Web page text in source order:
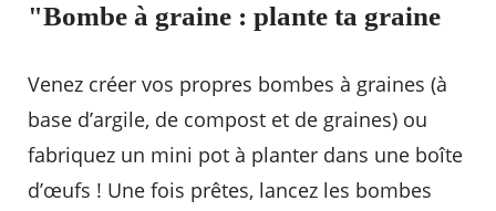
"Bombe à graine : plante ta graine
Venez créer vos propres bombes à graines (à
base d’argile, de compost et de graines) ou
fabriquez un mini pot à planter dans une boîte
d’œufs ! Une fois prêtes, lancez les bombes